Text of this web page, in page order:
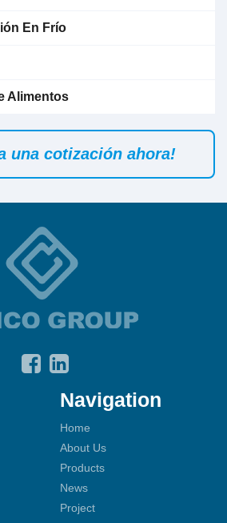
En Frío
Alimentos
una cotización ahora!
Navigation
Home
About Us
Products
News
Project